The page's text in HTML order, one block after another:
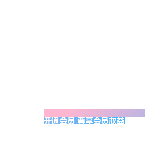
开通会员 尊享会员权益